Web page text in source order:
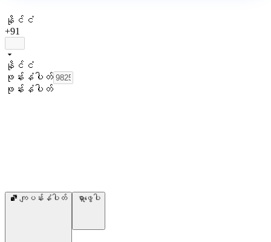
နိုင်ငံ
+91
နိုင်ငံ
ဖုန်းနံပါတ်
ဖုန်းနံပါတ်
ကျပန်းနံပါတ် ရှာဖွေပါ